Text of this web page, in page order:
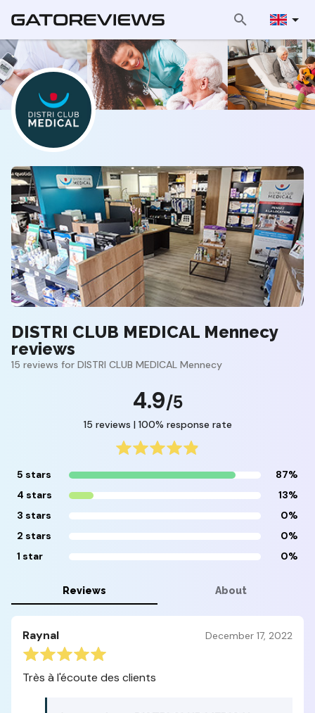
DISTRI CLUB MEDICAL Mennecy
reviews
15 reviews for DISTRI CLUB MEDICAL Mennecy
4.9/5
15 reviews | 100% response rate
5 stars
87%
4 stars
13%
3 stars
0%
2 stars
0%
1 star
0%
Reviews About
Raynal December 17, 2022
Très à l'écoute des clients